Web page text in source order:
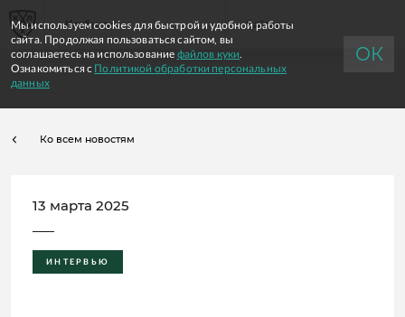
Клубы Сайты
Ко всем новостям
13 марта 2025
ИНТЕРВЬЮ
Мы используем cookies для быстрой и удобной работы
сайта. Продолжая пользоваться сайтом, вы
соглашаетесь на использование файлов куки.
Ознакомиться с Политикой обработки персональных
данных
ОК